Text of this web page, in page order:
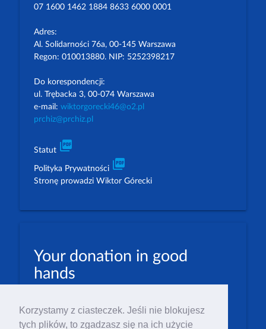
Korzystamy z ciasteczek. Jeśli nie blokujesz
tych plików, to zgadzasz się na ich użycie
07 1600 1462 1884 8633 6000 0001
Adres:
Al. Solidarności 76a, 00-145 Warszawa
Regon: 010013880. NIP: 5252398217
Do korespondencji:
ul. Trębacka 3, 00-074 Warszawa
e-mail: wiktorgorecki46@o2.pl
prchiz@prchiz.pl
Statut picture_as_pdf
Polityka Prywatności picture_as_pdf
Stronę prowadzi Wiktor Górecki
Your donation in good
hands
EUR: 23 1600 1462 1884 8633 6000 0004